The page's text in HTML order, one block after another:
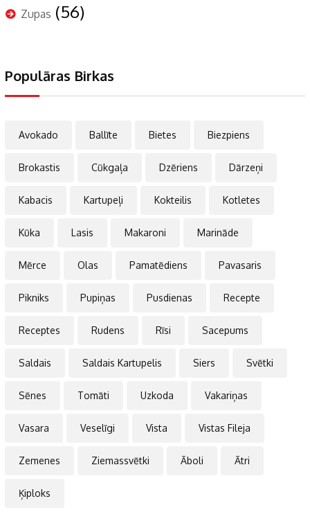
Zupas (56)
Populāras Birkas
Avokado Ballīte Bietes Biezpiens
Brokastis Cūkgaļa Dzēriens Dārzeņi
Kabacis Kartupeļi Kokteilis Kotletes
Kūka Lasis Makaroni Marināde
Mērce Olas Pamatēdiens Pavasaris
Pikniks Pupiņas Pusdienas Recepte
Receptes Rudens Rīsi Sacepums
Saldais Saldais Kartupelis Siers Svētki
Sēnes Tomāti Uzkoda Vakariņas
Vasara Veselīgi Vista Vistas Fileja
Zemenes Ziemassvētki Āboli Ātri
Ķiploks